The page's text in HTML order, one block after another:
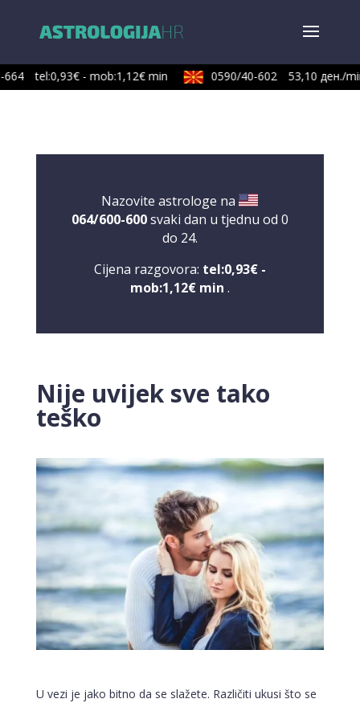
tel:0,93€ - mob:1,12€ min 0590/40-602 53,10 ден./min
Nazovite astrologe na
064/600-600svaki dan u tjednu od 0
do 24.
Cijena razgovora: tel:0,93€ -
mob:1,12€ min .
Nije uvijek sve tako
teško
U vezi je jako bitno da se slažete. Različiti ukusi što se